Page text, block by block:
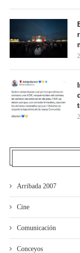
Arribada 2007
Cine
Comunicación
Conceyos